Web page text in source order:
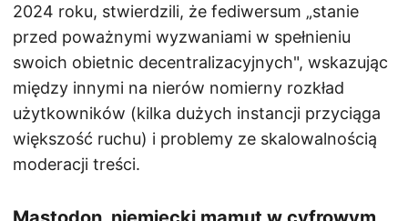
2024 roku, stwierdzili, że fediwersum „stanie
przed poważnymi wyzwaniami w spełnieniu
swoich obietnic decentralizacyjnych", wskazując
między innymi na nierów nomierny rozkład
użytkowników (kilka dużych instancji przyciąga
większość ruchu) i problemy ze skalowalnością
moderacji treści.